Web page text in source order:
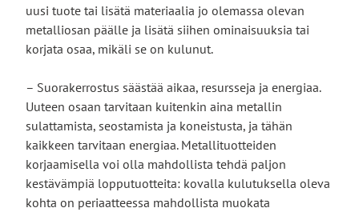
uusi tuote tai lisätä materiaalia jo olemassa olevan
metalliosan päälle ja lisätä siihen ominaisuuksia tai
korjata osaa, mikäli se on kulunut.
– Suorakerrostus säästää aikaa, resursseja ja energiaa.
Uuteen osaan tarvitaan kuitenkin aina metallin
sulattamista, seostamista ja koneistusta, ja tähän
kaikkeen tarvitaan energiaa. Metallituotteiden
korjaamisella voi olla mahdollista tehdä paljon
kestävämpiä lopputuotteita: kovalla kulutuksella oleva
kohta on periaatteessa mahdollista muokata